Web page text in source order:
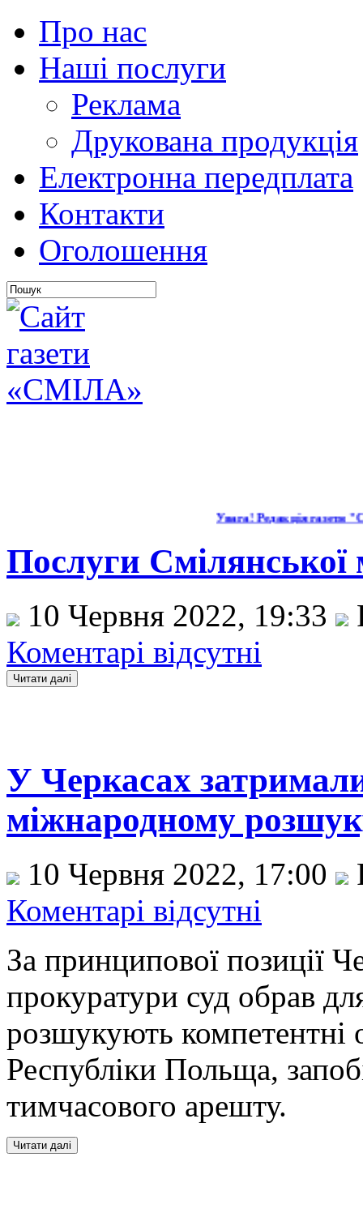
Про нас
Наші послуги
Реклама
Друкована продукція
Електронна передплата
Контакти
Оголошення
Увага! Редакція газети
Послуги Смілянської
10 Червня 2022, 19:33
Коментарі відсутні
У Черкасах
міжнародному
10 Червня 2022, 17:00
Коментарі відсутні
За принципової позиції
прокуратури суд обрав
розшукують
Республіки Польща,
тимчасового арешту.